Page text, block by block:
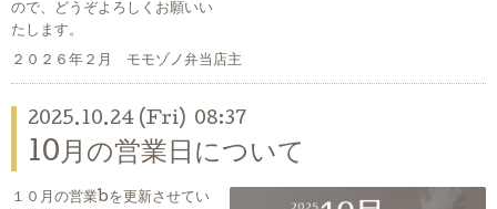
ので、どうぞよろしくお願いい
たします。
２０２６年２月 モモゾノ弁当店主
2025.10.24 (Fri) 08:37
10月の営業日について
１０月の営業bを更新させてい